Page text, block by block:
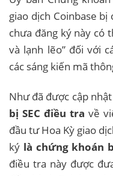
giao dịch Coinbase
chưa đăng ký này có
và lạnh lẽo” đối với
các sáng kiến ​​mã
Như đã được cập
bị SEC điều tra về
đầu tư Hoa Kỳ giao
ký là chứng khoán
điều tra này được